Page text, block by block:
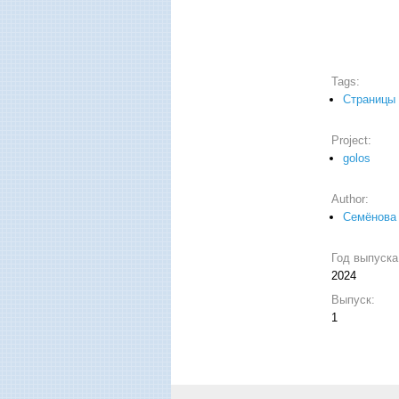
Tags:
Страницы
Project:
golos
Author:
Год
2024
Выпуск:
1